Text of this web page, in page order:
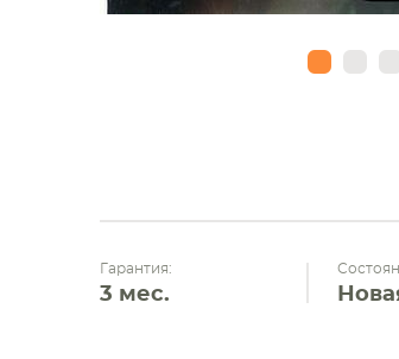
Гарантия:
3 мес.